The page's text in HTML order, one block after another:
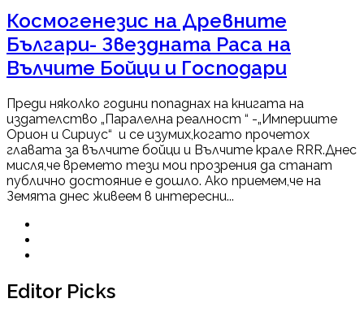
Космогенезис на Древните
Българи- Звездната Раса на
Вълчите Бойци и Господари
Преди няколко години попаднах на книгата на
издателство „Паралелна реалност “ -„Империите
Орион и Сириус“ и се изумих,когато прочетох
главата за вълчите бойци и Вълчите крале RRR.Днес
мисля,че времето тези мои прозрения да станат
публично достояние е дошло. Ако приемем,че на
Земята днес живеем в интересни...
Editor Picks